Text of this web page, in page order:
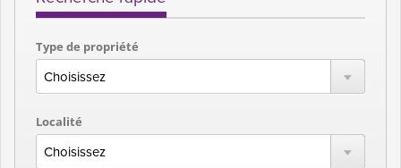
Type de propriété
Localité